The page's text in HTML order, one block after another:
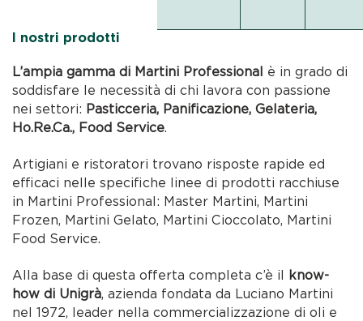
I nostri prodotti
L’ampia gamma di Martini Professional è in grado di
soddisfare le necessità di chi lavora con passione
nei settori: Pasticceria, Panificazione, Gelateria,
Ho.Re.Ca., Food Service.
Artigiani e ristoratori trovano risposte rapide ed
efficaci nelle specifiche linee di prodotti racchiuse
in Martini Professional: Master Martini, Martini
Frozen, Martini Gelato, Martini Cioccolato, Martini
Food Service.
Alla base di questa offerta completa c’è il know-
how di Unigrà, azienda fondata da Luciano Martini
nel 1972, leader nella commercializzazione di oli e